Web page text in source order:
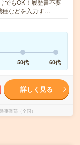
でもOK！履歴書不要
種などを入力す…
50代 60代
詳しく見る
業部（全国）